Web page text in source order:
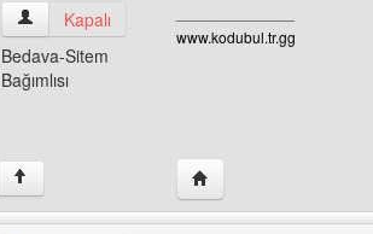
kodubul Kullanıcının profilini görüntüle
Kapalı
Bedava-Sitem
Bağımlısı
www.kodubul.tr.gg
↑ Yazarın web sitesini